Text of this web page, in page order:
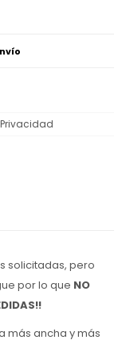
solicitadas, pero
por lo que NO
más ancha y más